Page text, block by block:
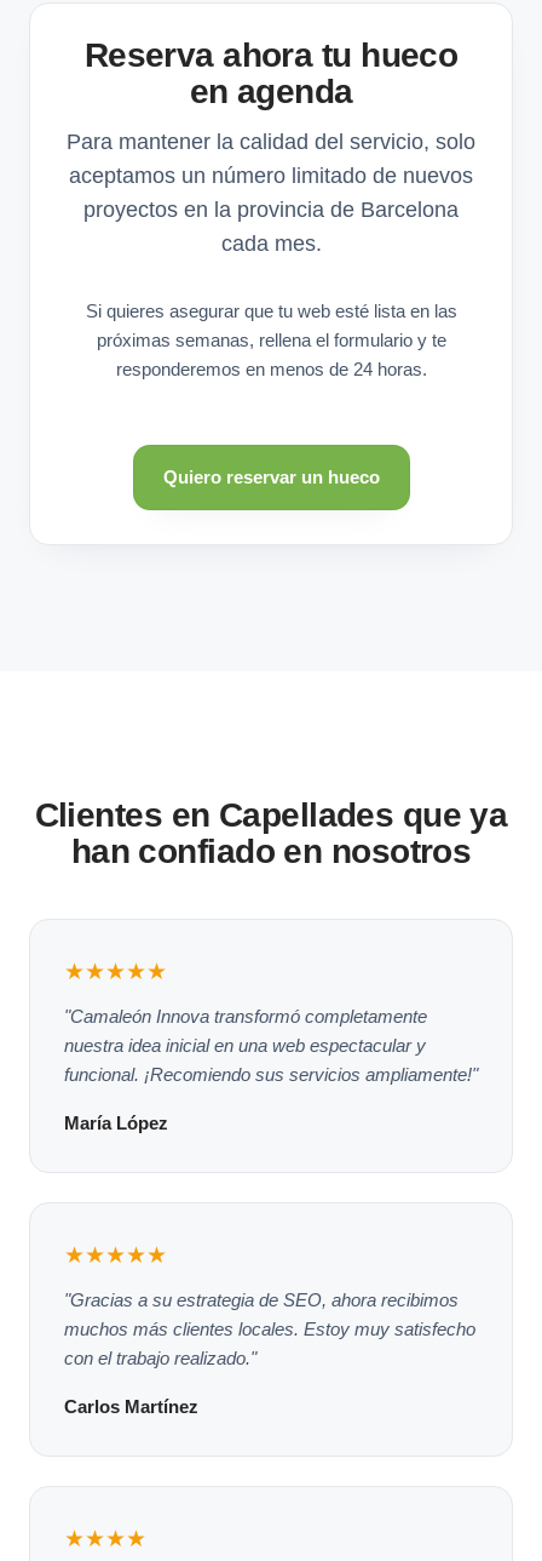
Reserva ahora tu hueco
en agenda
Para mantener la calidad del servicio, solo
aceptamos un número limitado de nuevos
proyectos en la provincia de Barcelona
cada mes.
Si quieres asegurar que tu web esté lista en las
próximas semanas, rellena el formulario y te
responderemos en menos de 24 horas.
Quiero reservar un hueco
Clientes en Capellades que ya
han confiado en nosotros
★★★★★
"Camaleón Innova transformó completamente
nuestra idea inicial en una web espectacular y
funcional. ¡Recomiendo sus servicios ampliamente!"
María López
★★★★★
"Gracias a su estrategia de SEO, ahora recibimos
muchos más clientes locales. Estoy muy satisfecho
con el trabajo realizado."
Carlos Martínez
★★★★